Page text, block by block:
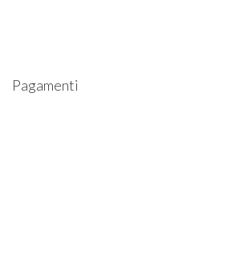
Pagamenti